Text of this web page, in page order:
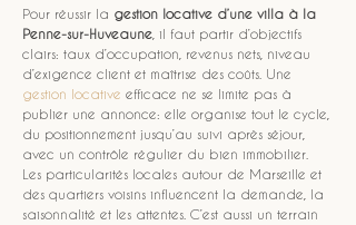
Pour réussir la gestion locative d’une villa à la
Penne-sur-Huveaune , il faut partir d’objectifs
clairs: taux d’occupation, revenus nets, niveau
d’exigence client et maîtrise des coûts. Une
gestion locative efficace ne se limite pas à
publier une annonce: elle organise tout le cycle,
du positionnement jusqu’au suivi après séjour,
avec un contrôle régulier du bien immobilier.
Les particularités locales autour de Marseille et
des quartiers voisins influencent la demande, la
saisonnalité et les attentes. C’est aussi un terrain